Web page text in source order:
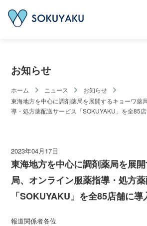
お知らせ
ホーム ニュース
お知らせ
東海地方を中心に調剤薬局を展開するキョーワ薬
導・処方薬配送サービス「SOKUYAKU」を全85
2023年04月17日
東海地方を中心に調剤薬局を展
局、オンライン服薬指導・処方
「SOKUYAKU」を全85店舗に導
報道関係者各位